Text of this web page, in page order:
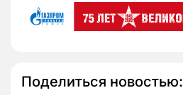
Поделиться новостью: